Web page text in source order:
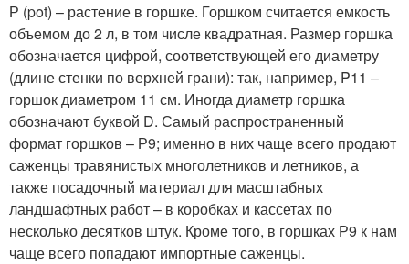
Р (pot) – растение в горшке. Горшком считается емкость
объемом до 2 л, в том числе квадратная. Размер горшка
обозначается цифрой, соответствующей его диаметру
(длине стенки по верхней грани): так, например, P11 –
горшок диаметром 11 см. Иногда диаметр горшка
обозначают буквой D. Самый распространенный
формат горшков – Р9; именно в них чаще всего продают
саженцы травянистых многолетников и летников, а
также посадочный материал для масштабных
ландшафтных работ – в коробках и кассетах по
несколько десятков штук. Кроме того, в горшках Р9 к нам
чаще всего попадают импортные саженцы.